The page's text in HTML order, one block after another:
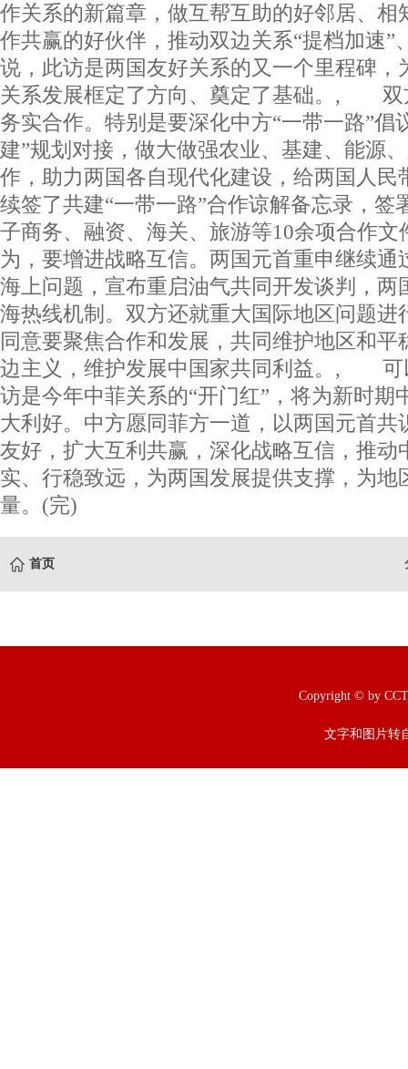
作关系的新篇章，做互帮互助的好邻居、相
作共赢的好伙伴，推动双边关系“提档加速”
说，此访是两国友好关系的又一个里程碑，
关系发展框定了方向、奠定了基础。, 双
务实合作。特别是要深化中方“一带一路”倡
建”规划对接，做大做强农业、基建、能源
作，助力两国各自现代化建设，给两国人民
续签了共建“一带一路”合作谅解备忘录，签
子商务、融资、海关、旅游等10余项合
为，要增进战略互信。两国元首重申继续通
海上问题，宣布重启油气共同开发谈判，两
海热线机制。双方还就重大国际地区问题进
同意要聚焦合作和发展，共同维护地区和平
边主义，维护发展中国家共同利益。, 可
访是今年中菲关系的“开门红”，将为新时期
大利好。中方愿同菲方一道，以两国元首共
友好，扩大互利共赢，深化战略互信，推动
实、行稳致远，为两国发展提供支撑，为地
量。(完)
首页
Copyright © by
文字和图片转